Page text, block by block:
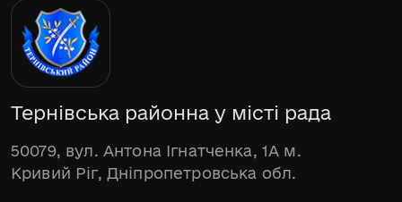
Тернівська районна у місті рада
50079, вул. Антона Ігнатченка, 1А м.
Кривий Ріг, Дніпропетровська обл.